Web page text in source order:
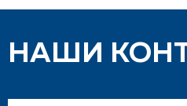
НАШИ